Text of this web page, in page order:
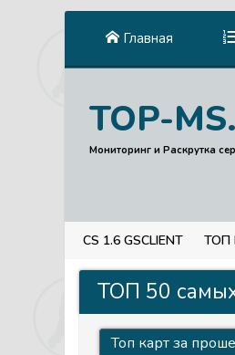
Главная
TOP-MS.
Мониторинг и Раскрутка
CS 1.6 GSCLIENT ТОП
ТОП 50
Топ карт за